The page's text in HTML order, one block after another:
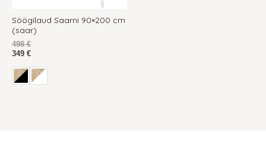
Söögilaud Saarni 90×200 cm
(saar)
498€
349 €